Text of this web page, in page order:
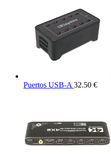
Puertos USB-A 32.50 €